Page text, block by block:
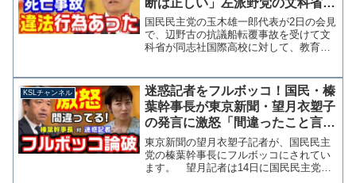
断は正しい」左派野党の文科省批
判に反論【KSLチャンネル】
国民民主党の玉木雄一郎代表が2日の会見
で、辺野古の抗議船転覆事故を受けて文
科省が同志社国際高校に対して、教育の
い」とコメントしています。 この問題
で他の野党は、文科省の判...
KSLチャンネル
迷惑記者をフルボッコ！国民・榛
葉幹事長が東京新聞・望月衣塑子
の発言に激怒「間違ったこと言う
な！」【KSLチャンネル】
東京新聞の望月衣塑子記者が、国民民主
党の榛葉幹事長にフルボッコにされてい
ます。 望月記者は14日に国民民主党と